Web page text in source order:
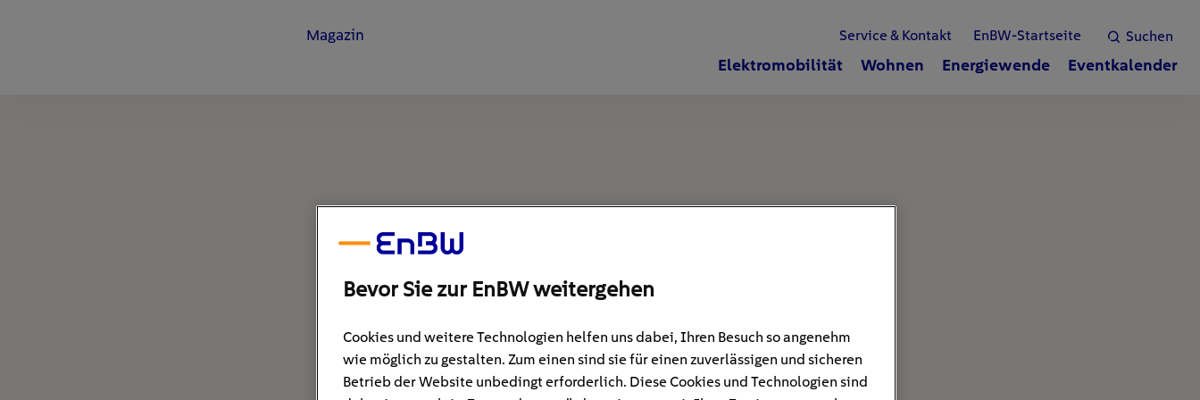
Magazin Suchen
Service & Kontakt EnBW-Startseite
Elektromobilität Wohnen Energiewende Eventkalender
Bevor Sie zur EnBW weitergehen
Cookies und weitere Technologien helfen uns dabei, Ihren Besuch so angenehm
wie möglich zu gestalten. Zum einen sind sie für einen zuverlässigen und sicheren
Betrieb der Website unbedingt erforderlich. Diese Cookies und Technologien sind